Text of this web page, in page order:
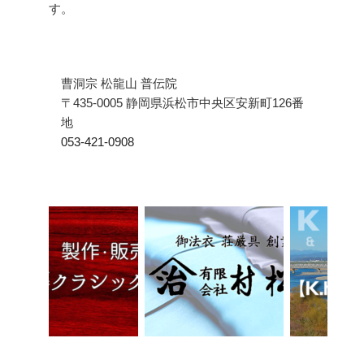
す。
曹洞宗 松龍山 普伝院
〒435-0005 静岡県浜松市中央区安新町126番
地
053-421-0908